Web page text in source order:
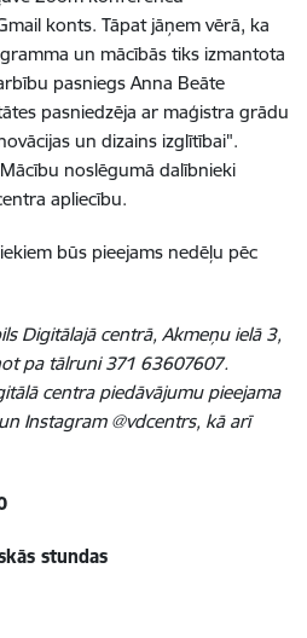
konts. Tāpat jāņem vērā, ka
un mācībās tiks izmantota
pasniegs Anna Beāte
pasniedzēja ar maģistra grādu
un dizains izglītībai".
noslēgumā dalībnieki
apliecību.
būs pieejams nedēļu pēc
Digitālajā centrā, Akmeņu ielā 3,
pa tālruni 371 63607607.
centra piedāvājumu pieejama
Instagram @vdcentrs, kā arī
stundas